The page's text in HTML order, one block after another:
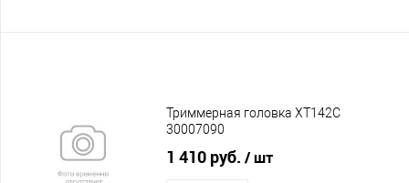
Триммерная головка XT142C
30007090
1 410 руб. / шт